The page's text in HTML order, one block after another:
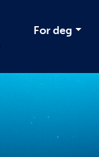
For deg